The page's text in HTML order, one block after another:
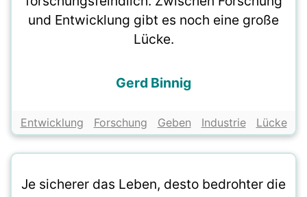
und Entwicklung gibt es noch eine große
Lücke.
Gerd Binnig
Entwicklung Forschung Geben Industrie Lücke
Je sicherer das Leben, desto bedrohter die